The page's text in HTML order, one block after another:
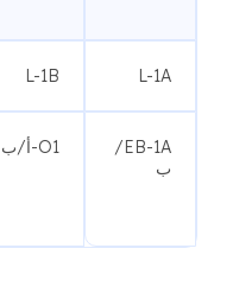
L-1A
L-1B
EB-1A/
ب
O1-أ/ب